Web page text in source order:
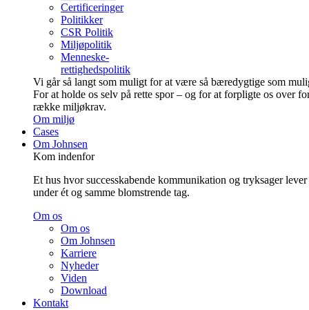
Certificeringer
Politikker
CSR Politik
Miljøpolitik
Menneske-
rettighedspolitik
Vi går så langt som muligt for at være så bære­dygtige som
For at holde os selv på rette spor – og for at forpligte os over
række miljøkrav.
Om miljø
Cases
Om Johnsen
Kom indenfor
Et hus hvor successkabende kommunikation og tryksager lever
under ét og samme blomstrende tag.
Om os
Om os
Om Johnsen
Karriere
Nyheder
Viden
Download
Kontakt